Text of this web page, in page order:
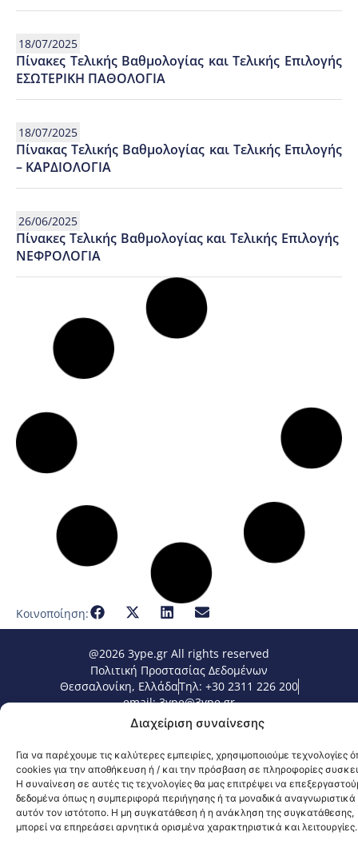
Διαχείριση συναίνεσης
Για να παρέχουμε τις καλύτερες εμπειρίες, χρησιμοποιούμε τεχνολογίες
cookies για την αποθήκευση ή / και την πρόσβαση σε πληροφορίες
Η συναίνεση σε αυτές τις τεχνολογίες θα μας επιτρέψει να
δεδομένα όπως η συμπεριφορά περιήγησης ή τα μοναδικά
αυτόν τον ιστότοπο. Η μη συγκατάθεση ή η ανάκληση της συγκατάθεσης,
μπορεί να επηρεάσει αρνητικά ορισμένα χαρακτηριστικά και λειτουργίες.
18/07/2025
Πίνακες Τελικής Βαθμολογίας και Τελικής Επιλογής
ΕΣΩΤΕΡΙΚΗ ΠΑΘΟΛΟΓΙΑ
18/07/2025
Πίνακας Τελικής Βαθμολογίας και Τελικής Επιλογής
– ΚΑΡΔΙΟΛΟΓΙΑ
26/06/2025
Πίνακες Τελικής Βαθμολογίας και Τελικής Επιλογής
ΝΕΦΡΟΛΟΓΙΑ
Κοινοποίηση:
@2026 3ype.gr All rights reserved
Πολιτική Προστασίας Δεδομένων
Θεσσαλονίκη, ΕλλάδαΤηλ: +30 2311 226 200
email: 3ype@3ype.gr
Website Visits: 1592631